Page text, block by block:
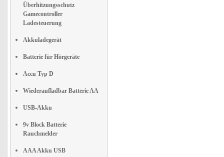
Überhitzungsschutz
Gamecontroller
Ladesteuerung
Akkuladegerät
Batterie für Hörgeräte
Accu Typ D
Wiederaufladbar Batterie AA
USB-Akku
9v Block Batterie
Rauchmelder
AAA Akku USB